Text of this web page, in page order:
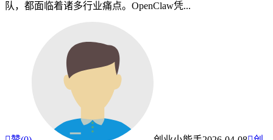
队，都面临着诸多行业痛点。OpenClaw凭...